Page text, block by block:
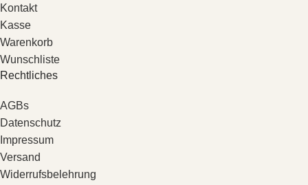
Kontakt
Kasse
Warenkorb
Wunschliste
Rechtliches
AGBs
Datenschutz
Impressum
Versand
Widerrufsbelehrung